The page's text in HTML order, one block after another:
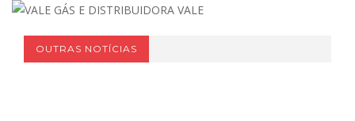
OUTRAS NOTÍCIAS